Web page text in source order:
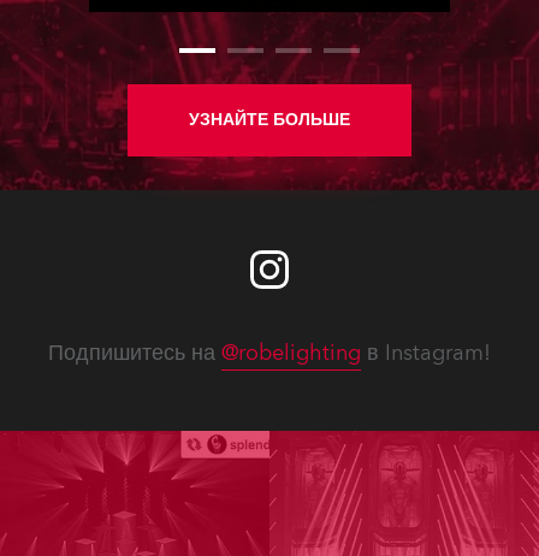
УЗНАЙТЕ БОЛЬШЕ
Подпишитесь на @robelighting в Instagram!